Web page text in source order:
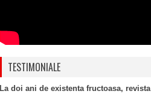
TESTIMONIALE
La doi ani de existenta fructoasa, revista